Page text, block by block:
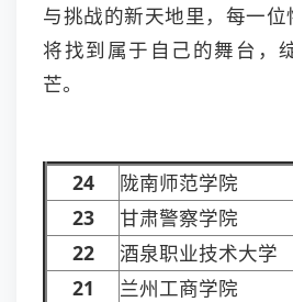
与挑战的新天地里，每一
将找到属于自己的舞台，
芒。
24
陇南师范学院
23
甘肃警察学院
22
酒泉职业技术大学
21
兰州工商学院